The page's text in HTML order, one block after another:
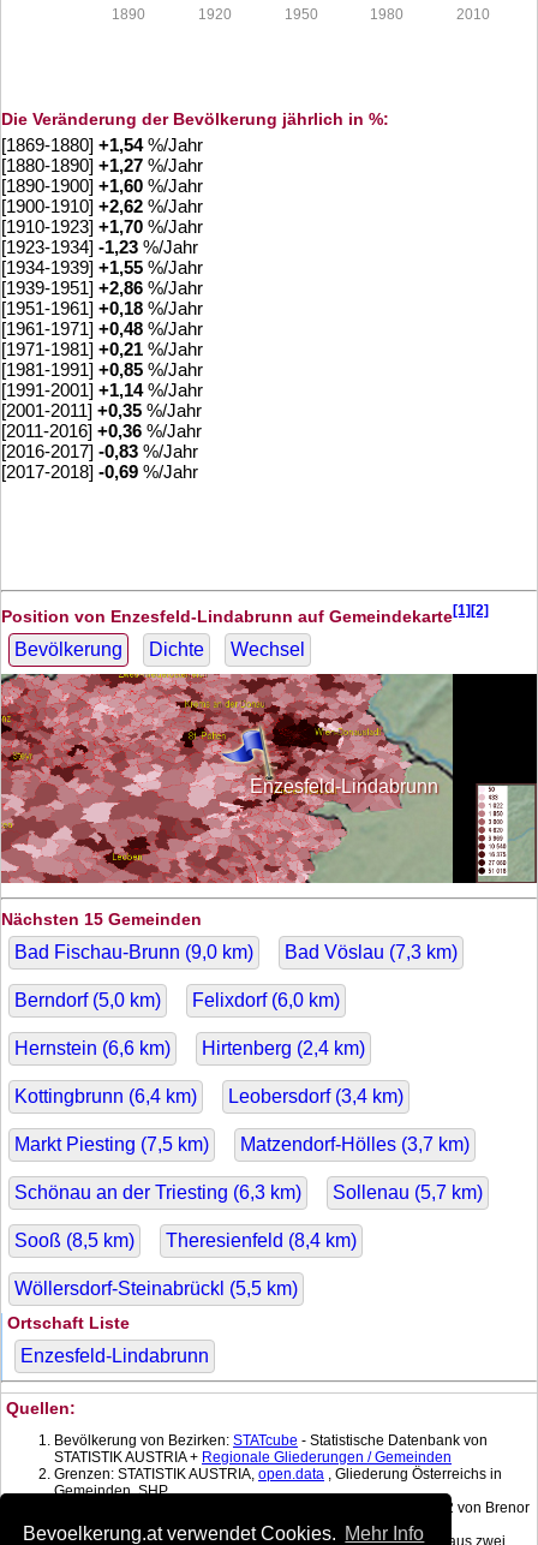
Bevoelkerung.at verwendet Cookies. Mehr Info
2010
1980
1950
1920
1890
Die Veränderung der Bevölkerung jährlich in %:
[1869-1880] +1,54%/Jahr
[1880-1890] +1,27 %/Jahr
[1890-1900] +1,60 %/Jahr
[1900-1910] +2,62 %/Jahr
[1910-1923] +1,70 %/Jahr
[1923-1934] -1,23 %/Jahr
[1934-1939] +1,55 %/Jahr
[1939-1951] +2,86 %/Jahr
[1951-1961] +0,18 %/Jahr
[1961-1971] +0,48 %/Jahr
[1971-1981] +0,21 %/Jahr
[1981-1991] +0,85 %/Jahr
[1991-2001] +1,14%/Jahr
[2001-2011] +0,35 %/Jahr
[2011-2016] +0,36 %/Jahr
[2016-2017] -0,83 %/Jahr
[2017-2018] -0,69 %/Jahr
Position von Enzesfeld-Lindabrunn auf Gemeindekarte[1][2]
Bevölkerung Dichte Wechsel
Enzesfeld-Lindabrunn
Nächsten 15 Gemeinden
Bad Fischau-Brunn (9,0 km) Bad Vöslau (7,3 km)
Berndorf (5,0 km) Felixdorf (6,0 km)
Hernstein (6,6 km) Hirtenberg (2,4 km)
Kottingbrunn (6,4 km) Leobersdorf (3,4 km)
Markt Piesting (7,5 km) Matzendorf-Hölles (3,7 km)
Schönau an der Triesting (6,3 km) Sollenau (5,7 km)
Sooß (8,5 km) Theresienfeld (8,4 km)
Wöllersdorf-Steinabrückl (5,5 km)
Ortschaft Liste
Enzesfeld-Lindabrunn
Quellen:
Bevölkerung von Bezirken: STATcube - Statistische Datenbank von
STATISTIK AUSTRIA + Regionale Gliederungen / Gemeinden
Grenzen: STATISTIK AUSTRIA, open.data , Gliederung Österreichs in
Gemeinden, SHP
1.2 von Brenor
Brophy
Bevölkerung am Datum: Berechnet mit linearer Interpolation aus zwei